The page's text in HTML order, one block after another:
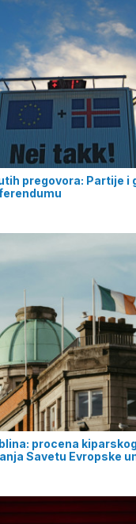
pregovora: Partije i
procena
Savetu Evropske